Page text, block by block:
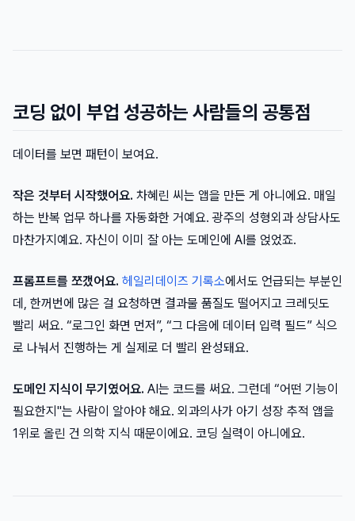
코딩 없이 부업 성공하는 사람들의 공통점
데이터를 보면 패턴이 보여요.
작은 것부터 시작했어요. 차혜린 씨는 앱을 만든 게 아니에요. 매일
하는 반복 업무 하나를 자동화한 거예요. 광주의 성형외과 상담사도
마찬가지예요. 자신이 이미 잘 아는 도메인에 AI를 얹었죠.
프롬프트를 쪼갰어요. 헤일리데이즈 기록소에서도 언급되는 부분인
데, 한꺼번에 많은 걸 요청하면 결과물 품질도 떨어지고 크레딧도
빨리 써요. “로그인 화면 먼저”, “그 다음에 데이터 입력 필드” 식으
로 나눠서 진행하는 게 실제로 더 빨리 완성돼요.
도메인 지식이 무기였어요. AI는 코드를 써요. 그런데 “어떤 기능이
필요한지"는 사람이 알아야 해요. 외과의사가 아기 성장 추적 앱을
1위로 올린 건 의학 지식 때문이에요. 코딩 실력이 아니에요.